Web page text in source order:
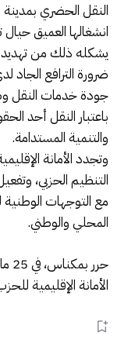
النقل الحضري
انشغالها العميق
يشكله ذلك من
ضرورة الترافع
جودة خدمات النقل
باعتبار النقل أحد
والتنمية المستدامة.
وتجدد الأمانة
التنظيم الحزبي،
مع التوجهات
المحلي والوطني.
حرر بمكناس، في 25 ماي 2025
الأمانة الإقليمية